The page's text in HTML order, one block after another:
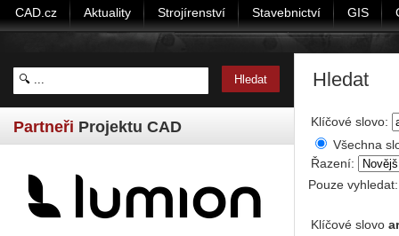
CAD.cz Aktuality Strojírenství Stavebnictví GIS
Partneři Projektu CAD
Hledat
Klíčové slovo:
Všechna
Řazení:
Pouze
Klíčové slovo